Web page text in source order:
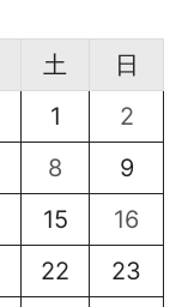
土
日
1
2
8
9
15
16
22
23